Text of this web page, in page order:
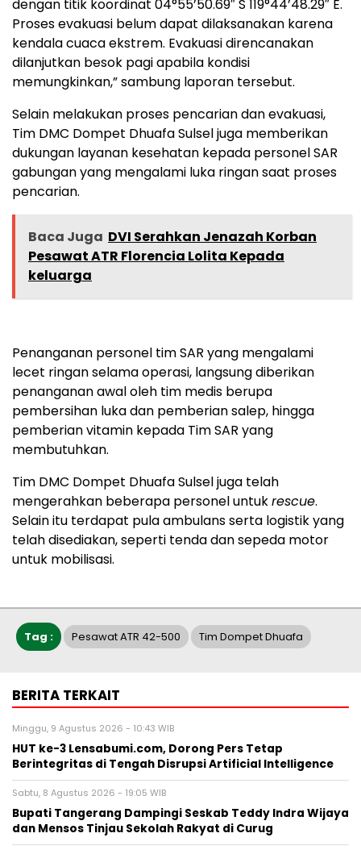
dengan titik koordinat 04°55’50.69″ S 119°44’48.29″ E.
Proses evakuasi belum dapat dilaksanakan karena
kendala cuaca ekstrem. Evakuasi direncanakan
dilanjutkan besok pagi apabila kondisi
memungkinkan,” sambung laporan tersebut.
Selain melakukan proses pencarian dan evakuasi,
Tim DMC Dompet Dhuafa Sulsel juga memberikan
dukungan layanan kesehatan kepada personel SAR
gabungan yang mengalami luka ringan saat proses
pencarian.
Baca Juga DVI Serahkan Jenazah Korban
Pesawat ATR Florencia Lolita Kepada
keluarga
Penanganan personel tim SAR yang mengalami
lecet ringan selama operasi, langsung diberikan
penanganan awal oleh tim medis berupa
pembersihan luka dan pemberian salep, hingga
pemberian vitamin kepada Tim SAR yang
membutuhkan.
Tim DMC Dompet Dhuafa Sulsel juga telah
mengerahkan beberapa personel untukrescue.
Selain itu terdapat pula ambulans serta logistik yang
telah disediakan, seperti tenda dan sepeda motor
untuk mobilisasi.
Tag : Pesawat ATR 42-500 Tim Dompet Dhuafa
BERITA TERKAIT
Minggu, 9 Agustus 2026 - 10:43 WIB
HUT ke-3 Lensabumi.com, Dorong Pers Tetap
Berintegritas di Tengah Disrupsi Artificial Intelligence
Sabtu, 8 Agustus 2026 - 19:05 WIB
Bupati Tangerang Dampingi Seskab Teddy Indra Wijaya
dan Mensos Tinjau Sekolah Rakyat di Curug